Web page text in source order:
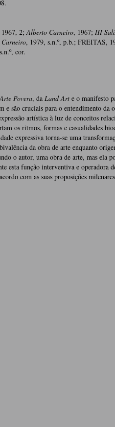
1967, 2;Alberto Carneiro, 1967; III
, 1979, s.n.º, p.b.; FREITAS,
cor.
Arte Povera, da Land Art e o manifesto
e são cruciais para o entendimento
artística à luz de conceitos
os ritmos, formas e casualidades
expressiva torna-se uma
da obra de arte enquanto
o autor, uma obra de arte, mas ela
esta função interventiva e operadora
com as suas proposições